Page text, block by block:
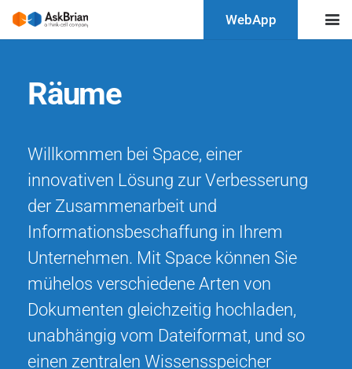
WebApp
Räume
Willkommen bei Space, einer
innovativen Lösung zur Verbesserung
der Zusammenarbeit und
Informationsbeschaffung in Ihrem
Unternehmen. Mit Space können Sie
mühelos verschiedene Arten von
Dokumenten gleichzeitig hochladen,
unabhängig vom Dateiformat, und so
einen zentralen Wissensspeicher